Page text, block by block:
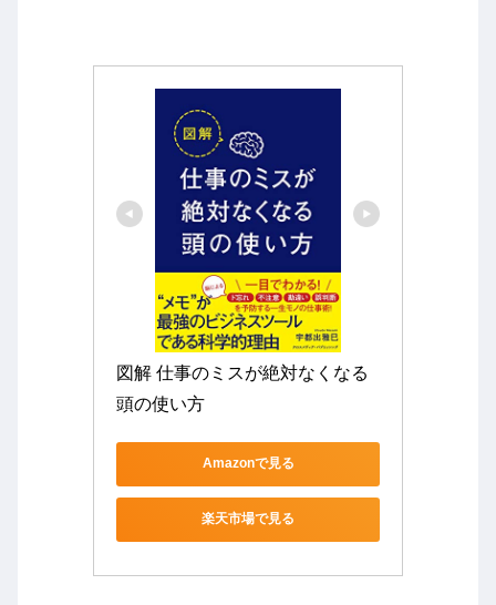
図解 仕事のミスが絶対なくなる
頭の使い方
Amazonで見る
楽天市場で見る